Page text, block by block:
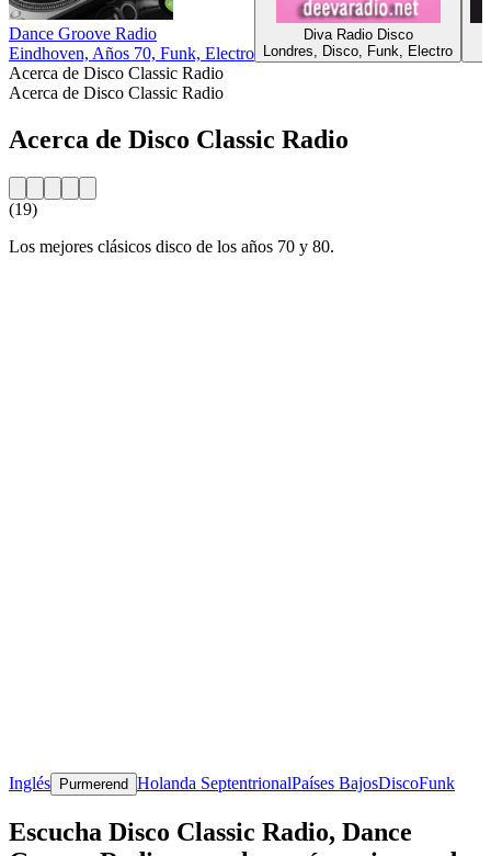
Dance Groove Radio
Eindhoven, Años 70, Funk, Electro
Diva Radio Disco
Londres, Disco, Funk, Electro
Acerca de Disco Classic Radio
Acerca de Disco Classic Radio
Acerca de Disco Classic Radio
(19)
Los mejores clásicos disco de los años 70 y 80.
Inglés Purmerend Holanda SeptentrionalPaíses BajosDiscoFunk
Escucha Disco Classic Radio, Dance